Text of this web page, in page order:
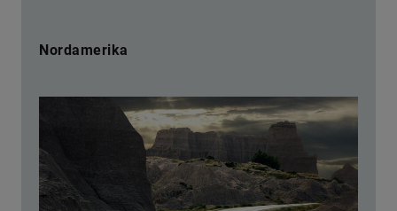
Nordamerika